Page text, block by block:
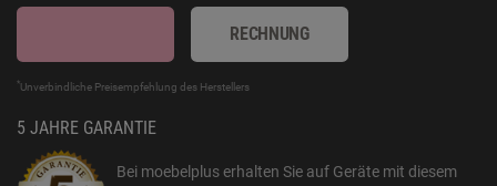
RECHNUNG
*Unverbindliche Preisempfehlung des Herstellers
5 JAHRE GARANTIE
Bei moebelplus erhalten Sie auf Geräte mit diesem